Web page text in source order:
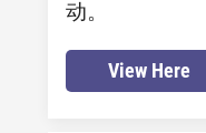
动。
View Here